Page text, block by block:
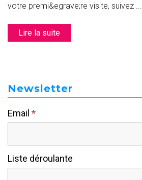
votre premi&egrave;re visite, suivez ...
Lire la suite
Newsletter
Newsletter
sidebar
Email *
Liste déroulante